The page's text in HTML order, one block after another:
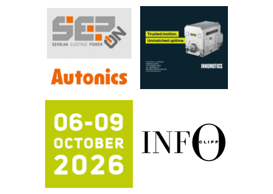
FANUC: Najbolje za vašu pametnu
automatizaciju
Efikasno upravljanje energijom
Automatizacija pakovanja · Display
(Shelf-Ready) omotnice
Potpuna efikasnost bez složenih
Trajna oznaka kao dugoročna korist
Bezbednost na prvom mestu!
IB BLUMENAUER - više od 40 godina
poverenja u industriji
RMQ-TITAN ADVANCED INDICATOR
– Pametna signalizacija za efikasnije